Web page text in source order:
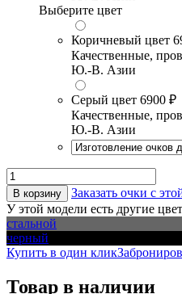
Выберите цвет
Коричневый цвет
Качественные,
Ю.-В. Азии
Серый цвет 6900 ₽
Качественные,
Ю.-В. Азии
В корзину
Заказать очки с
У этой модели есть другие
стальной
черный
Купить в один клик
Товар в наличии